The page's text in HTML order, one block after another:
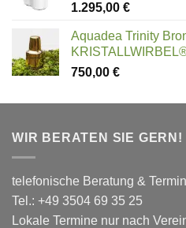
1.295,00 €
Aquadea Trinity
750,00 €
WIR BERATEN SIE GERN!
telefonische Beratung &
Tel.: +49 3504 69 35 25
Lokale Termine nur nach